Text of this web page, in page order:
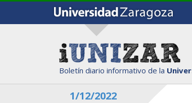
Boletín diario informativo de la
1/12/2022